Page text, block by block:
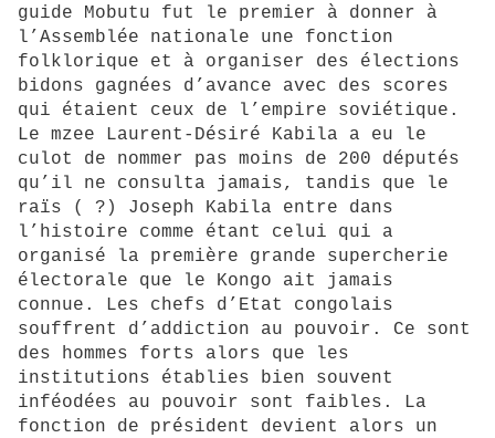
guide Mobutu fut le premier à donner à
l’Assemblée nationale une fonction
folklorique et à organiser des élections
bidons gagnées d’avance avec des scores
qui étaient ceux de l’empire soviétique.
Le mzee Laurent-Désiré Kabila a eu le
culot de nommer pas moins de 200 députés
qu’il ne consulta jamais, tandis que le
raïs ( ?) Joseph Kabila entre dans
l’histoire comme étant celui qui a
organisé la première grande supercherie
électorale que le Kongo ait jamais
connue. Les chefs d’Etat congolais
souffrent d’addiction au pouvoir. Ce sont
des hommes forts alors que les
institutions établies bien souvent
inféodées au pouvoir sont faibles. La
fonction de président devient alors un